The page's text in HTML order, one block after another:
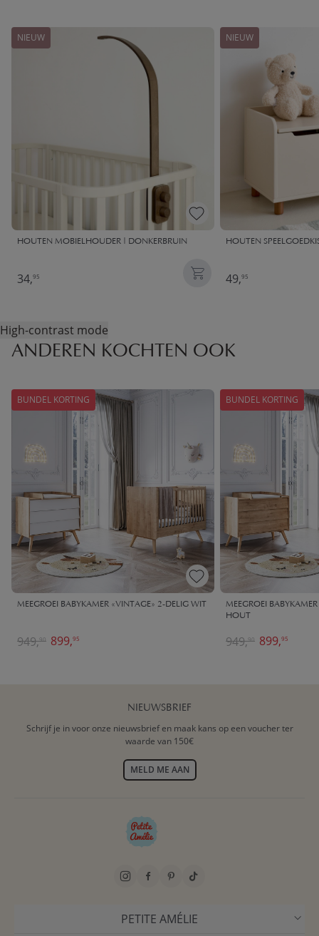
NIEUW
HOUTEN MOBIELHOUDER | DONKERBRUIN
34,95
NIEUW
HOUTEN
49,95
High-contrast mode
ANDEREN KOCHTEN OOK
BUNDEL KORTING
MEEGROEI BABYKAMER «VINTAGE» 2-DELIG WIT
899,95
949,90
BUNDEL KORTING
MEEGROEI
HOUT
899,95
949,90
NIEUWSBRIEF
Schrijf je in voor onze nieuwsbrief en maak kans op een voucher ter
waarde van 150€
MELD ME AAN
PETITE AMÉLIE